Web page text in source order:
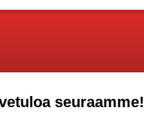
seuraamme!